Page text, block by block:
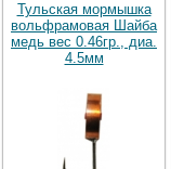
Тульская мормышка
вольфрамовая Шайба
медь вес 0.46гр., диа.
4.5мм